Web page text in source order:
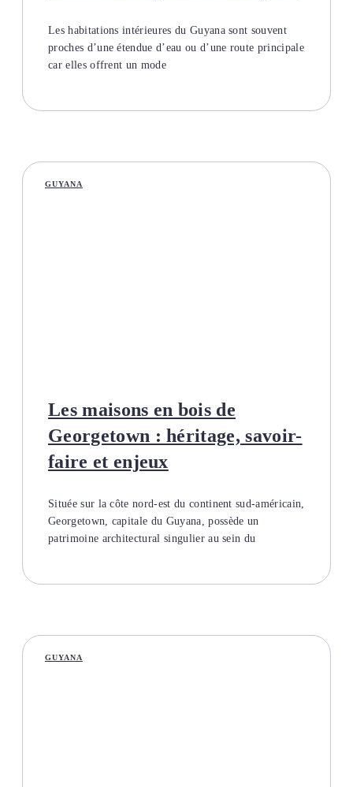
Les habitations intérieures du Guyana sont souvent
proches d’une étendue d’eau ou d’une route principale
car elles offrent un mode
GUYANA
Les maisons en bois de
Georgetown : héritage, savoir-
faire et enjeux
Située sur la côte nord-est du continent sud-américain,
Georgetown, capitale du Guyana, possède un
patrimoine architectural singulier au sein du
GUYANA